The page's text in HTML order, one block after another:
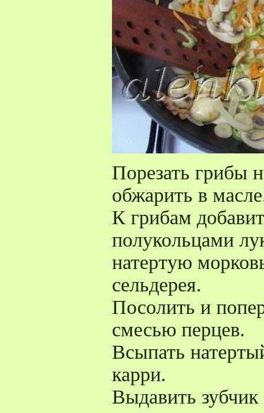
Порезать грибы
обжарить в
К грибам
полукольцами
натертую
сельдерея.
Посолить и
смесью перцев.
Всыпать
карри.
Выдавить зубчик